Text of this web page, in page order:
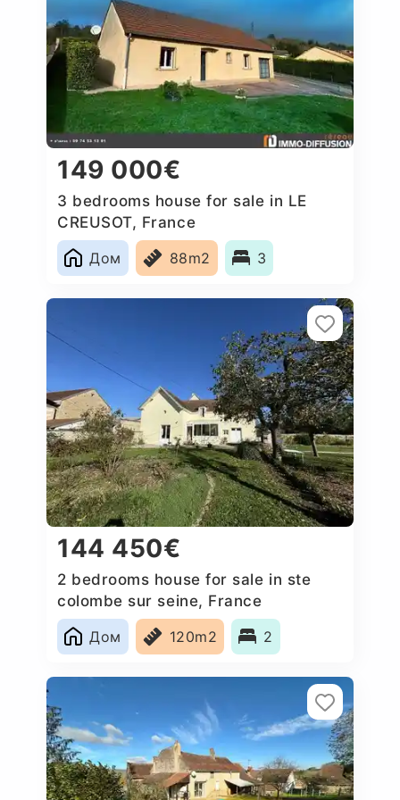
149 000€
3 bedrooms house for sale in LE
CREUSOT, France
Дом
88m2 3
144 450€
2 bedrooms house for sale in ste
colombe sur seine, France
Дом
120m2 2